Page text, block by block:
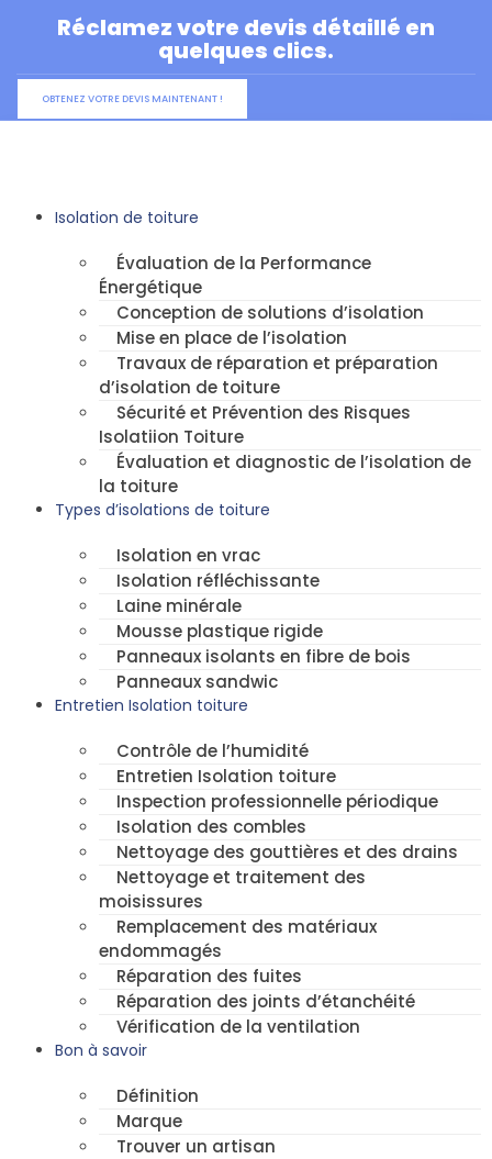
Réclamez votre devis détaillé en
quelques clics.
OBTENEZ VOTRE DEVIS MAINTENANT !
Isolation de toiture
Évaluation de la Performance
Énergétique
Conception de solutions d’isolation
Mise en place de l’isolation
Travaux de réparation et préparation
d’isolation de toiture
Sécurité et Prévention des Risques
Isolatiion Toiture
Évaluation et diagnostic de l’isolation de
la toiture
Types d’isolations de toiture
Isolation en vrac
Isolation réfléchissante
Laine minérale
Mousse plastique rigide
Panneaux isolants en fibre de bois
Panneaux sandwic
Entretien Isolation toiture
Contrôle de l’humidité
Entretien Isolation toiture
Inspection professionnelle périodique
Isolation des combles
Nettoyage des gouttières et des drains
Nettoyage et traitement des
moisissures
Remplacement des matériaux
endommagés
Réparation des fuites
Réparation des joints d’étanchéité
Vérification de la ventilation
Bon à savoir
Définition
Marque
Trouver un artisan